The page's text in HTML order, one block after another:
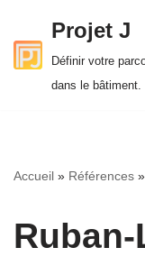
Aller
au
Projet J
Définir votre
dans le bâtiment.
Accueil » Références »